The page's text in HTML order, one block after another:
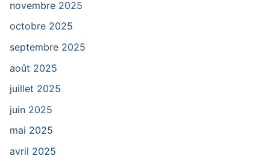
novembre 2025
octobre 2025
septembre 2025
août 2025
juillet 2025
juin 2025
mai 2025
avril 2025